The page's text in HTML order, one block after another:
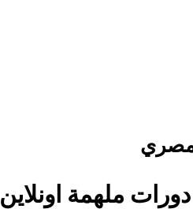
ملهمة اونلاين